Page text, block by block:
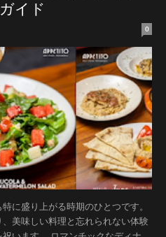
イド
0
に盛り上がる時期のひとつです。
美味しい料理と忘れられない体験